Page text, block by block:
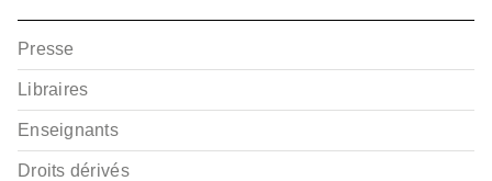
Presse
Libraires
Enseignants
Droits dérivés